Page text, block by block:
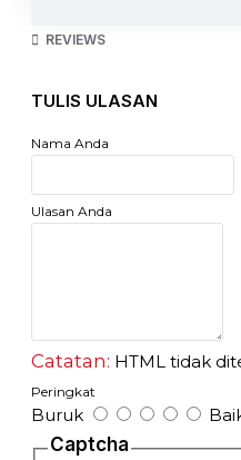
Warna : Hijau, Orange
REVIEWS
TULIS ULASAN
Nama Anda
Ulasan Anda
Catatan: HTML tidak
Peringkat
Buruk
Captcha